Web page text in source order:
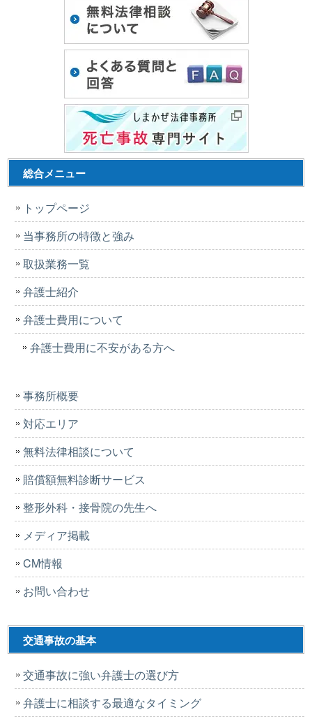
総合メニュー
トップページ
当事務所の特徴と強み
取扱業務一覧
弁護士紹介
弁護士費用について
弁護士費用に不安がある方へ
事務所概要
対応エリア
無料法律相談について
賠償額無料診断サービス
整形外科・接骨院の先生へ
メディア掲載
CM情報
お問い合わせ
交通事故の基本
交通事故に強い弁護士の選び方
弁護士に相談する最適なタイミング